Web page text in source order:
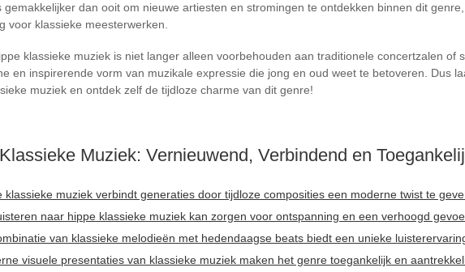
gemakkelijker dan ooit om nieuwe artiesten en stromingen te ontdekken binnen dit
voor klassieke meesterwerken.
klassieke muziek is niet langer alleen voorbehouden aan traditionele concertzalen of
en inspirerende vorm van muzikale expressie die jong en oud weet te betoveren. Dus
muziek en ontdek zelf de tijdloze charme van dit genre!
Muziek: Vernieuwend, Verbindend en
klassieke muziek verbindt generaties door tijdloze composities een moderne twist te
naar hippe klassieke muziek kan zorgen voor ontspanning en een verhoogd
van klassieke melodieën met hedendaagse beats biedt een unieke
visuele presentaties van klassieke muziek maken het genre toegankelijk en